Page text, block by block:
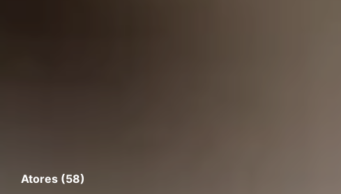
Atores (58)